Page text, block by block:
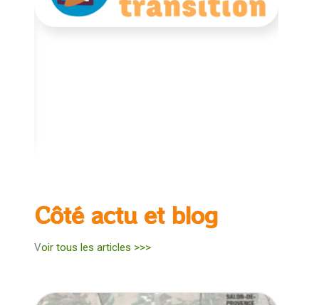
Côté actu et blog
Voir tous les articles >>>